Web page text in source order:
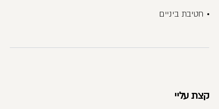
חטיבת ביניים
קצת עליי